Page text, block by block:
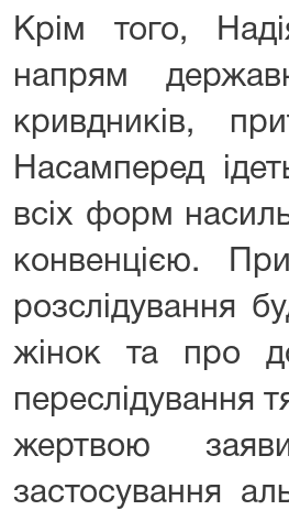
Крім того,
напрям
кривдників,
Насамперед
всіх форм
конвенцією.
розслідування
жінок та про
переслідування
жертвою
застосування